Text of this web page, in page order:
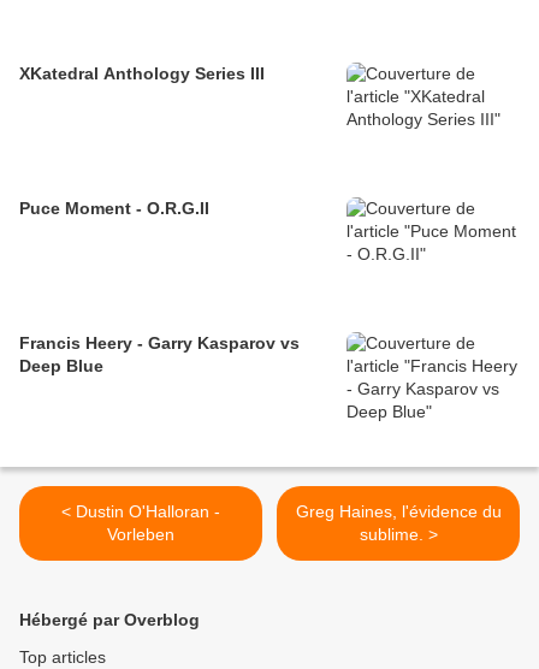
XKatedral Anthology Series III
Puce Moment - O.R.G.II
Francis Heery - Garry Kasparov vs
Deep Blue
< Dustin O'Halloran -
Vorleben
Greg Haines, l'évidence du
sublime. >
Hébergé par Overblog
Top articles